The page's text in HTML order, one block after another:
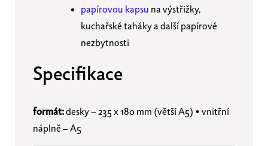
papírovou kapsu na výstřižky,
kuchařské taháky a další papírové
nezbytnosti
Specifikace
formát:desky – 235 x 180 mm (větší A5) • vnitřní
náplně – A5